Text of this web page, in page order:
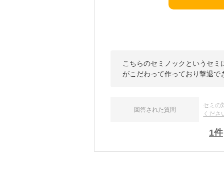
こちらのセミノックというセ
がこだわって作っており撃退で
回答された質問
セミの
くださ
1件